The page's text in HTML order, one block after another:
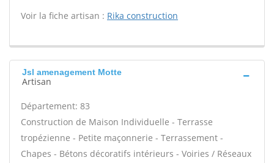
Voir la fiche artisan : Rika construction
Jsl amenagement Motte
Artisan
Département: 83
Construction de Maison Individuelle - Terrasse
tropézienne - Petite maçonnerie - Terrassement -
Chapes - Bétons décoratifs intérieurs - Voiries / Réseaux